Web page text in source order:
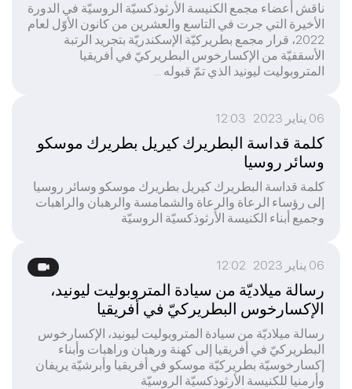
ناقش أعضاء مجمع الكنيسة الأرثوذكسيّة الروسيّة في الدورة
الأخيرة التي جرت في التاسع والعشرين من كانون الأوّل لعام
2022، قرار مجمع بطريركيّة الإسكندريّة بتجريد الرتبة
الأسقفيّة من الإكسارخوس البطريركيّ في أفريقيا
المتروبوليت ليونيد الذي تمّ قبوله ...
06 يناير 2023 12:03
كلمة قداسة البطريرك كيريل بطريرك موسكو
وسائر روسيا
كلمة قداسة البطريرك كيريل بطريرك موسكو وسائر روسيا
إلى رؤساء الرعاة والرعاة والشمامسة والرهبان والراهبات
وجميع أبناء الكنيسة الأرثوذكسيّة الروسيّة
06 يناير 2023 12:02
رسالة ميلاديّة من سيادة المتروبوليت ليونيد،
الإكسارخوس البطريركيّ في أفريقيا
رسالة ميلاديّة من سيادة المتروبوليت ليونيد، الإكسارخوس
البطريركيّ في أفريقيا إلى كهنة ورهبان وراهبات وأبناء
إكسارخوسيّة بطريركيّة موسكو في أفريقيا وأبرشيّة يريفان
وأرمنيا للكنيسة الأرثوذكسيّة الروسيّة